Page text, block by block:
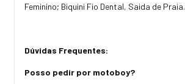
Feminino; Biquini Fio Dental, Saida de Praia.
Dúvidas Frequentes:
Posso pedir por motoboy?